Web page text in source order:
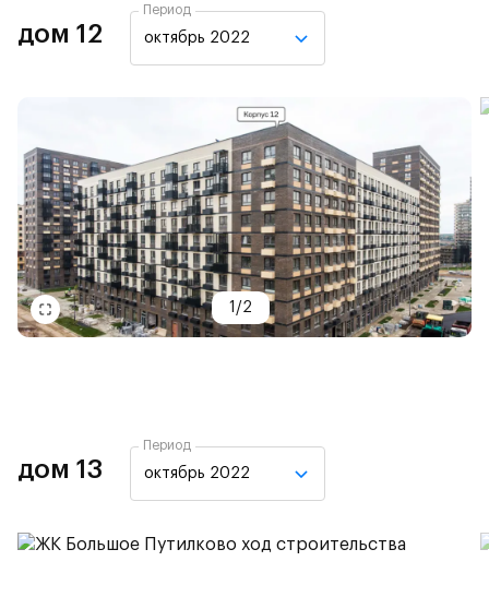
дом 12
Период
октябрь 2022
1 /2
дом 13
Период
октябрь 2022